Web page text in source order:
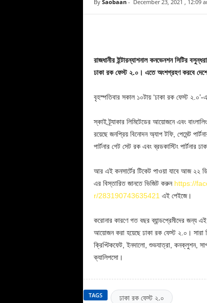
By Saobaan- December 23, 2021 , 12:09
রাজধানীর ইন্টারন্যাশনাল কনভেনশন সিটির
ঢাকা রক ফেস্ট ২.০। এতে অংশগ্রহণ করবে
বৃহস্পতিবার সকাল ১০টায় ‘ঢাকা রক ফেস্ট
স্কাই ট্র্যাকার লিমিটেডের আয়োজনে এবং
রয়েছে জনপ্রিয় বিনোদন অ্যাপ টফি, পেমেন্ট
পার্টনার গেট সেট রক এবং ব্রডকাস্টিং পার্টনার
আর এই কনসার্টের টিকেট পাওয়া যাবে আজ ২২
এর বিস্তারিত জানতে ভিজিট করুন https://
r/283190743635421 এই পেইজে।
করোনার কারণে গত বছর ব্যান্ডপ্রেমীদের জন্য
আয়োজন করা হয়েছে ঢাকা রক ফেস্ট ২.০। সারা
ক্রিপ্টিকফেট, ইনদালো, শুভযাত্রা, কনক্লুশন,
ক্যালিপসো।
TAGS ঢাকা রক ফেস্ট ২.০